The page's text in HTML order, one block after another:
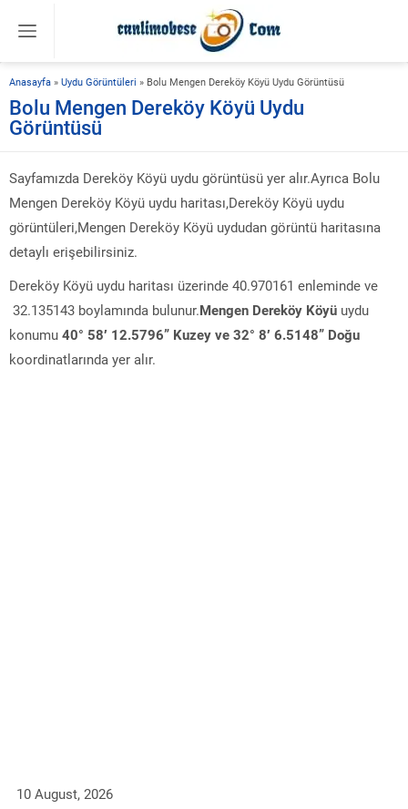
Anasayfa » Uydu Görüntüleri » Bolu Mengen Dereköy Köyü Uydu Görüntüsü
Bolu Mengen Dereköy Köyü Uydu
Görüntüsü
Sayfamızda Dereköy Köyü uydu görüntüsü yer alır.Ayrıca Bolu
Mengen Dereköy Köyü uydu haritası,Dereköy Köyü uydu
görüntüleri,Mengen Dereköy Köyü uydudan görüntü haritasına
detaylı erişebilirsiniz.
Dereköy Köyü uydu haritası üzerinde 40.970161 enleminde ve
32.135143 boylamında bulunur.Mengen Dereköy Köyü uydu
konumu 40° 58′ 12.5796” Kuzey ve 32° 8′ 6.5148” Doğu
koordinatlarında yer alır.
10 August, 2026